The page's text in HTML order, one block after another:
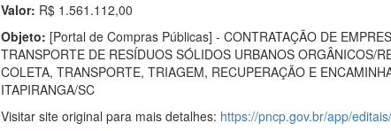
Valor: R$ 1.561.112,00
Objeto: [Portal de Compras Públicas] - CONTRATAÇÃO DE
TRANSPORTE DE RESÍDUOS SÓLIDOS URBANOS ORGÂNICOS/
COLETA, TRANSPORTE, TRIAGEM, RECUPERAÇÃO E
ITAPIRANGA/SC
Visitar site original para mais detalhes: https://pncp.gov.br/app/